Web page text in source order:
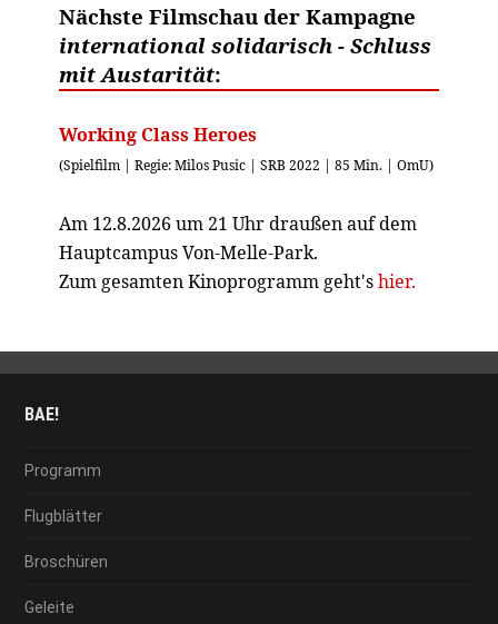
Nächste Filmschau der Kampagne
international solidarisch - Schluss
mit Austarität:
Working Class Heroes
(Spielfilm | Regie: Milos Pusic | SRB 2022 | 85 Min. | OmU)
Am 12.8.2026 um 21 Uhr draußen auf dem
Hauptcampus Von-Melle-Park.
Zum gesamten Kinoprogramm geht'shier.
BAE!
Programm
Flugblätter
Broschüren
Geleite